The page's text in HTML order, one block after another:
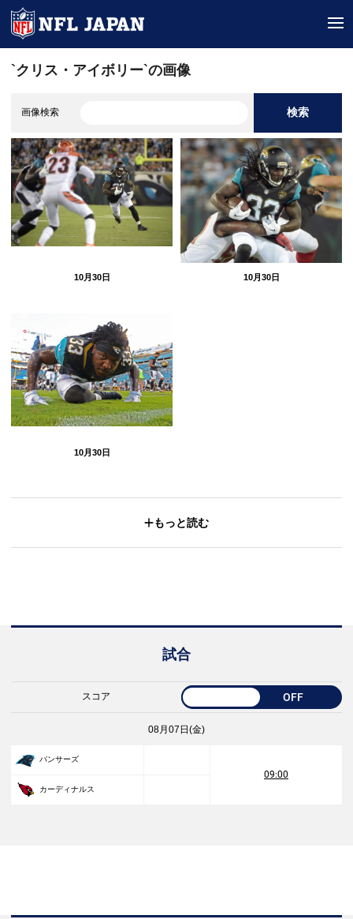
`クリス・アイボリー`の画像
画像検索 検索
10月30日 10月30日
10月30日
もっと読む
試合
スコア OFF
08月07日(金)
パンサーズ
09:00
カーディナルス